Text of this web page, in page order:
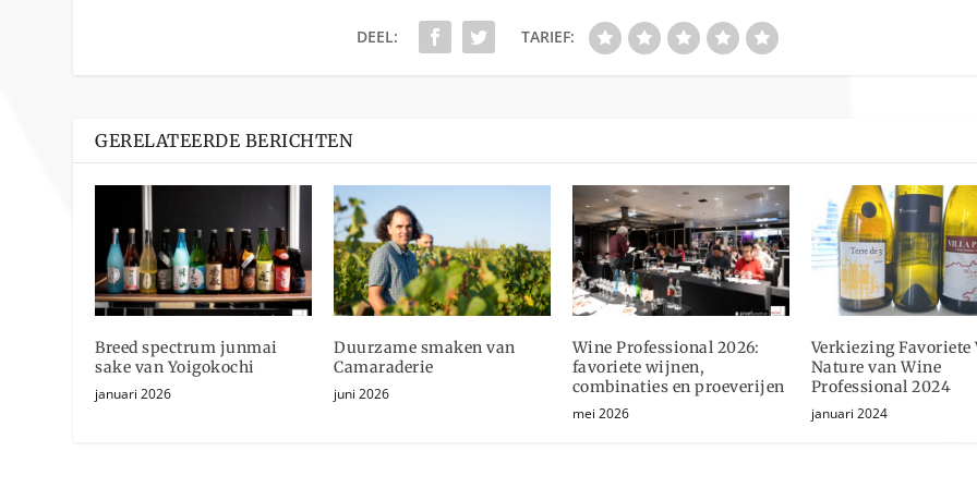
DEEL: TARIEF:
GERELATEERDE BERICHTEN
Breed spectrum junmai
sake van Yoigokochi
januari 2026
Duurzame smaken van
Camaraderie
juni 2026
Wine Professional 2026:
favoriete wijnen,
combinaties en proeverijen
mei 2026
Verkiezing Favoriete
Nature van Wine
Professional 2024
januari 2024